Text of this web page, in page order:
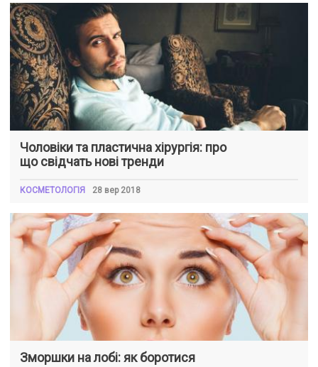
Чоловіки та пластична хірургія: про
що свідчать нові тренди
КОСМЕТОЛОГІЯ 28 вер 2018
Зморшки на лобі: як боротися